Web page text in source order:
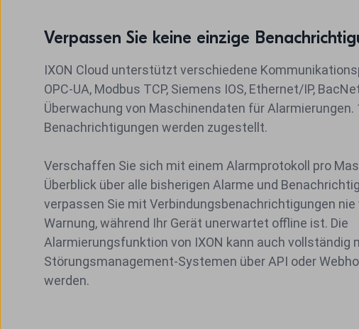
Verpassen Sie keine einzige
IXON Cloud unterstützt verschiedene
OPC-UA, Modbus TCP, Siemens IOS, Ethernet/IP,
Überwachung von Maschinendaten für Alarmierungen.
Benachrichtigungen werden zugestellt.
Verschaffen Sie sich mit einem Alarmprotokoll pro
Überblick über alle bisherigen Alarme und
verpassen Sie mit Verbindungsbenachrichtigungen nie
Warnung, während Ihr Gerät unerwartet offline ist. Die
Alarmierungsfunktion von IXON kann auch vollständig
Störungsmanagement-Systemen über API oder
werden.